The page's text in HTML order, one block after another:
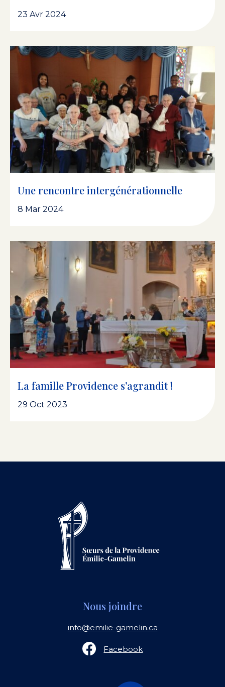
23 Avr 2024
Une rencontre intergénérationnelle
8 Mar 2024
La famille Providence s’agrandit !
29 Oct 2023
Nous joindre
info@emilie-gamelin.ca
Facebook